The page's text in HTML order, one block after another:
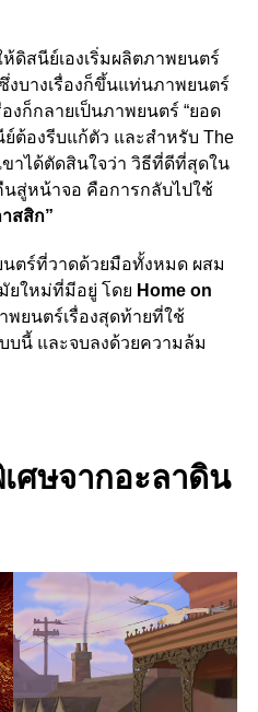
ดิสนีย์เองเริ่มผลิตภาพยนตร์
บางเรื่องก็ขึ้นแท่นภาพยนตร์
งก็กลายเป็นภาพยนตร์ “ยอด
ต้องรีบแก้ตัว และสำหรับ The
ขาได้ตัดสินใจว่า วิธีที่ดีที่สุดใน
สู่หน้าจอ คือการกลับไปใช้
สสิก”
นตร์ที่วาดด้วยมือทั้งหมด ผสม
ยใหม่ที่มีอยู่ โดย Home on
พยนตร์เรื่องสุดท้ายที่ใช้
บนี้ และจบลงด้วยความล้ม
ศษจากอะลาดิน